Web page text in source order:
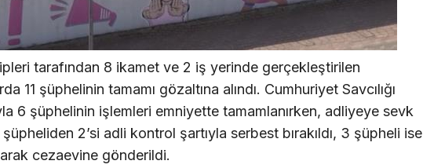
tarafından 8 ikamet ve 2 iş yerinde gerçekleştirilen
11 şüphelinin tamamı gözaltına alındı. Cumhuriyet Savcılığı
6 şüphelinin işlemleri emniyette tamamlanırken, adliyeye sevk
2’si adli kontrol şartıyla serbest bırakıldı, 3 şüpheli ise
cezaevine gönderildi.